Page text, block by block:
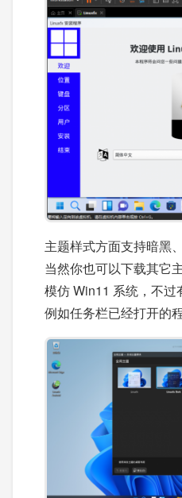
主题样式方面支持暗黑
当然你也可以下载其它
模仿 Win11 系统，不过
例如任务栏已经打开的